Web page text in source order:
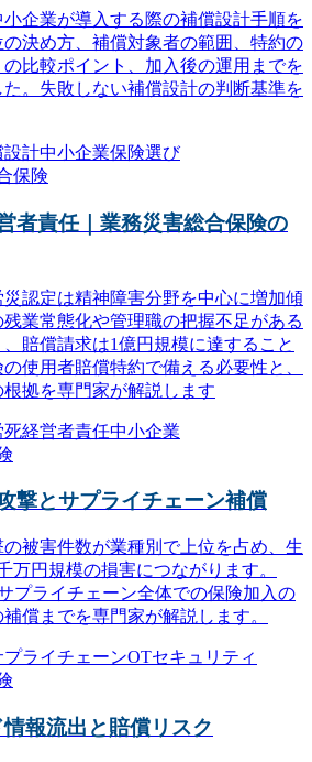
企業が導入する際の補償設計手順を
決め方、補償対象者の範囲、特約の
比較ポイント、加入後の運用までを
。失敗しない補償設計の判断基準を
設計中小企業保険選び
保険
者責任｜業務災害総合保険の
認定は精神障害分野を中心に増加傾
業常態化や管理職の把握不足がある
賠償請求は1億円規模に達すること
使用者賠償特約で備える必要性と、
拠を専門家が解説します
死経営者責任中小企業
撃とサプライチェーン補償
被害件数が業種別で上位を占め、生
万円規模の損害につながります。
プライチェーン全体での保険加入の
償までを専門家が解説します。
プライチェーンOTセキュリティ
報流出と賠償リスク